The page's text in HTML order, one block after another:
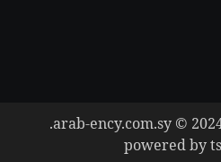
arab-ency.com.sy ©
powered by